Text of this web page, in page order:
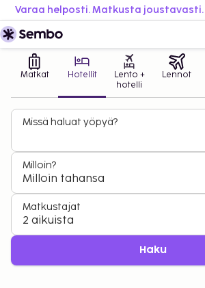
Matkat Hotellit
Lento +
hotelli
Lennot
Missä haluat yöpyä?
Milloin?
Milloin tahansa
Matkustajat
2 aikuista
Haku